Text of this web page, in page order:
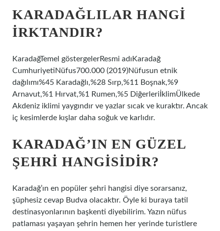
KARADAĞLILAR HANGI
IRKTANDIR?
KaradağTemel göstergelerResmi adıKaradağ
CumhuriyetiNüfus700.000 (2019)Nüfusun etnik
dağılımı%45 Karadağlı,%28 Sırp,%11 Boşnak,%9
Arnavut,%1 Hırvat,%1 Rumen,%5 DiğerleriİklimÜlkede
Akdeniz iklimi yaygındır ve yazlar sıcak ve kuraktır. Ancak
iç kesimlerde kışlar daha soğuk ve karlıdır.
KARADAĞ’IN EN GÜZEL
ŞEHRI HANGISIDIR?
Karadağ’ın en popüler şehri hangisi diye sorarsanız,
şüphesiz cevap Budva olacaktır. Öyle ki buraya tatil
destinasyonlarının başkenti diyebilirim. Yazın nüfus
patlaması yaşayan şehrin hemen her yerinde turistlere